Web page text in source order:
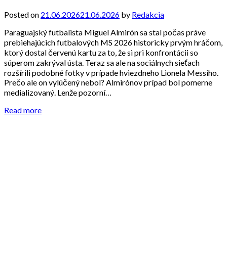
Posted on 21.06.202621.06.2026 by Redakcia
Paraguajský futbalista Miguel Almirón sa stal počas práve
prebiehajúcich futbalových MS 2026 historicky prvým hráčom,
ktorý dostal červenú kartu za to, že si pri konfrontácii so
súperom zakrýval ústa. Teraz sa ale na sociálnych sieťach
rozšírili podobné fotky v prípade hviezdneho Lionela Messiho.
Prečo ale on vylúčený nebol? Almirónov prípad bol pomerne
medializovaný. Lenže pozorní…
Read more